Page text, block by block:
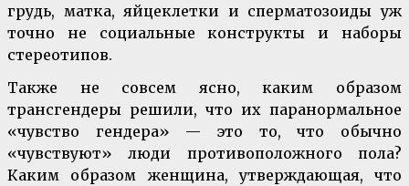
грудь, матка, яйцеклетки и сперматозоиды уж
точно не социальные конструкты и наборы
стереотипов.
Также не совсем ясно, каким образом
трансгендеры решили, что их паранормальное
«чувство гендера» — это то, что обычно
«чувствуют» люди противоположного пола?
Каким образом женщина, утверждающая, что